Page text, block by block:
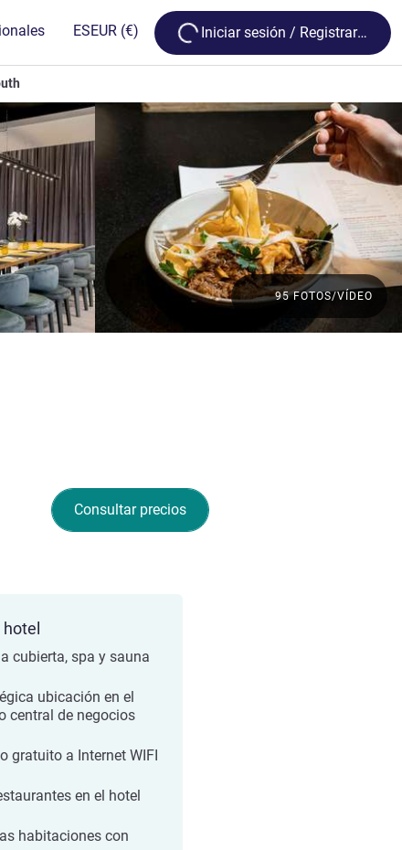
ESEUR (€) Loading...
Iniciar sesión / Registrarse
95 FOTOS/VÍDEO
Consultar precios
cubierta, spa y sauna
ubicación en el
central de negocios
gratuito a Internet WIFI
en el hotel
habitaciones con